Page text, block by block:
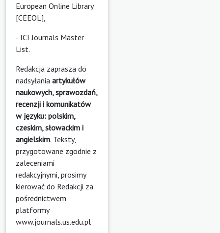
European Online Library
[CEEOL],
- ICI Journals Master
List.
Redakcja zaprasza do
nadsyłania artykułów
naukowych, sprawozdań,
recenzji i komunikatów
w języku: polskim,
czeskim, słowackim i
angielskim. Teksty,
przygotowane zgodnie z
zaleceniami
redakcyjnymi, prosimy
kierować do Redakcji za
pośrednictwem
platformy
www.journals.us.edu.pl